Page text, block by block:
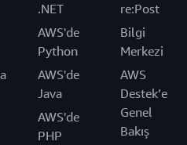
.NET
AWS'de
Python
AWS'de
Java
AWS'de
PHP
re:Post
Bilgi
Merkezi
AWS
Destek’e
Genel
Bakış